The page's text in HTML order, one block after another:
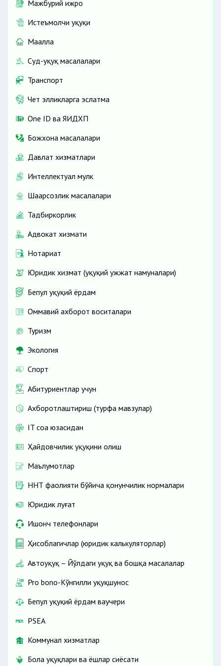
Мажбурий ижро
Истеъмолчи ҳуқуқи
Маҳалла
Суд-ҳуқуқ масалалари
Транспорт
Чет элликларга эслатма
One ID ва ЯИДХП
Божхона масалалари
Давлат хизматлари
Интеллектуал мулк
Шаҳарсозлик масалалари
Тадбиркорлик
Адвокат хизмати
Нотариат
Юридик хизмат (ҳуқуқий ҳужжат намуналари)
Бепул ҳуқуқий ёрдам
Оммавий ахборот воситалари
Туризм
Экология
Спорт
Абитуриентлар учун
Ахборотлаштириш (турфа мавзулар)
IT соҳа юзасидан
Ҳайдовчилик ҳуқуқини олиш
Маълумотлар
ННТ фаолияти бўйича қонунчилик нормалари
Юридик луғат
Ишонч телефонлари
Ҳисоблагичлар (юридик калькуляторлар)
Автоҳуқуқ – Йўлдаги ҳуқуқ ва бошқа масалалар
Pro bono-Кўнгилли ҳуқуқшунос
Бепул ҳуқуқий ёрдам ваучери
PSEA
Коммунал хизматлар
Бола ҳуқуқлари ва ёшлар сиёсати